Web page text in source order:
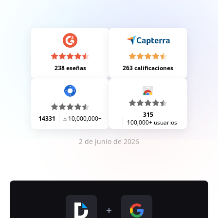
238 eseñas 263 calificaciones
14331 10,000,000+
315
100,000+ usuarios
2 de junio de 2026